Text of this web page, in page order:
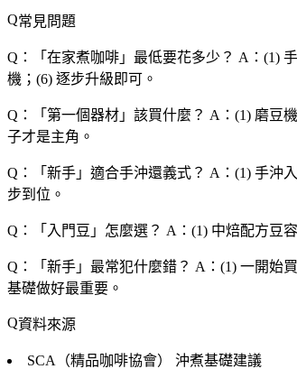
常見問題
Q：「 在家煮咖啡 」最低要花多少？ A：(1)
機；(6) 逐步升級即可。
Q：「 第一個器材 」該買什麼？ A：(1) 磨豆
子才是主角。
Q：「 新手 」適合手沖還義式？ A：(1) 手沖
步到位。
Q：「 入門豆 」怎麼選？ A：(1) 中焙配方豆
Q：「 新手 」最常犯什麼錯？ A：(1) 一開始
基礎做好最重要。
資料來源
SCA（精品咖啡協會）
沖煮基礎建議